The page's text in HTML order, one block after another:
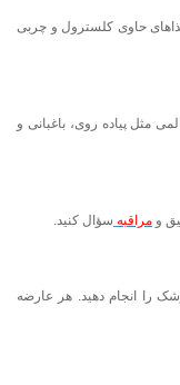
حاوی کلسترول و چربی
سالمی مثل پیاده روی، باغبانی و
و مراقبه سؤال کنید.
را انجام دهید. هر عارضه